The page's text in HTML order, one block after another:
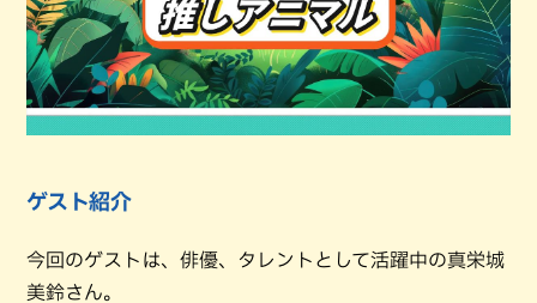
ゲスト紹介
今回のゲストは、俳優、タレントとして活躍中の真栄城
美鈴さん。